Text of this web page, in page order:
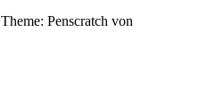
Theme: Penscratch von